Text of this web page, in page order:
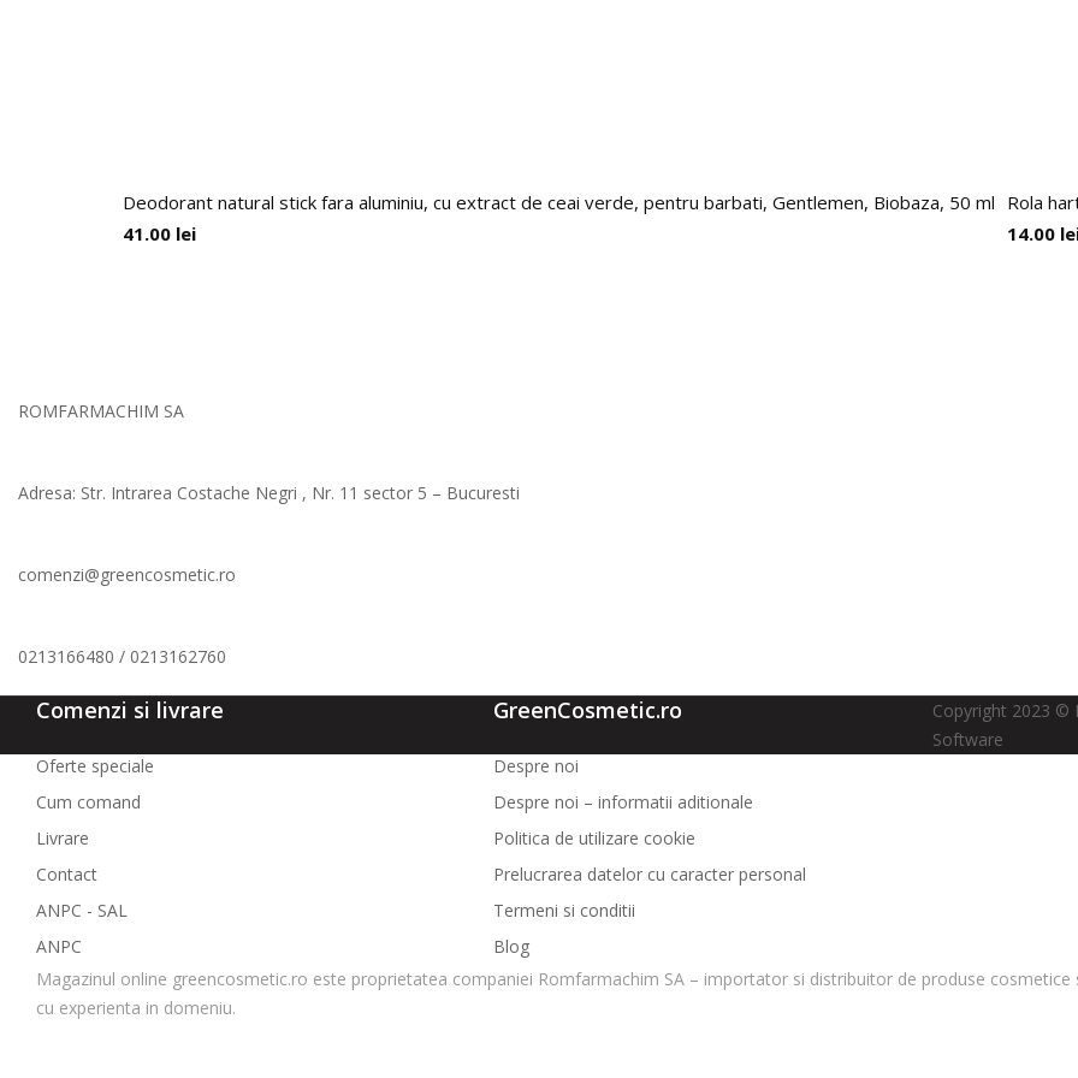
Deodorant natural stick fara aluminiu, cu extract de ceai verde, pentru barbati, Gentlemen, Biobaza, 50 ml
41.00 lei
Rola
14.00
ROMFARMACHIM SA
Adresa: Str. Intrarea Costache Negri , Nr. 11 sector 5 – Bucuresti
comenzi@greencosmetic.ro
0213166480 / 0213162760
Comenzi si livrare
Oferte speciale
Cum comand
Livrare
Contact
ANPC - SAL
ANPC
GreenCosmetic.ro
Despre noi
Despre noi – informatii aditionale
Politica de utilizare cookie
Prelucrarea datelor cu caracter personal
Termeni si conditii
Blog
Magazinul online greencosmetic.ro este proprietatea companiei Romfarmachim SA – importator si distribuitor de produse
cu experienta in domeniu.
Copyright 2023 ©
Software